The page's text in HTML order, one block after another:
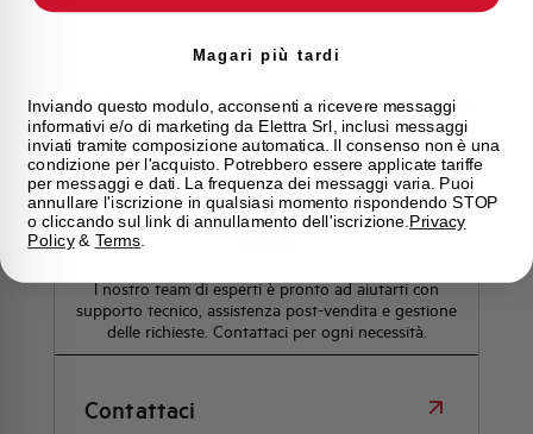
Hai bisogno di supporto?
Customer
l nostro team di esperti è pronto ad aiutarti con
supporto tecnico, assistenza post-vendita e gestione
delle richieste. Contattaci per ogni necessità.
Contattaci
Magari più tardi
Inviando questo modulo, acconsenti a ricevere messaggi
informativi e/o di marketing da Elettra Srl, inclusi messaggi
inviati tramite composizione automatica. Il consenso non è una
condizione per l'acquisto. Potrebbero essere applicate tariffe
per messaggi e dati. La frequenza dei messaggi varia. Puoi
annullare l'iscrizione in qualsiasi momento rispondendo STOP
o cliccando sul link di annullamento dell'iscrizione. Privacy
Policy& Terms